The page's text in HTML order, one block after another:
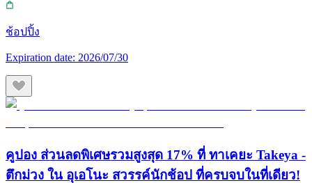
ช้อปปิ้ง
Expiration date: 2026/07/30
คูปอง ส่วนลดพิเศษรวมสูงสุด 17% ที่ ทาเคยะ Takeya -
ตึกม่วง ใน อุเอโนะ สวรรค์นักช้อป ที่ครบจบในที่เดียว!